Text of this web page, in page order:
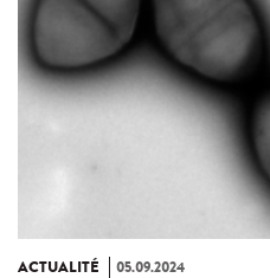
ACTUALITÉ 05.09.2024